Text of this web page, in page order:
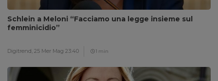
Schlein a Meloni “Facciamo una legge insieme sul
femminicidio”
Digitrend, 25 Mer Mag 23:40 1 min